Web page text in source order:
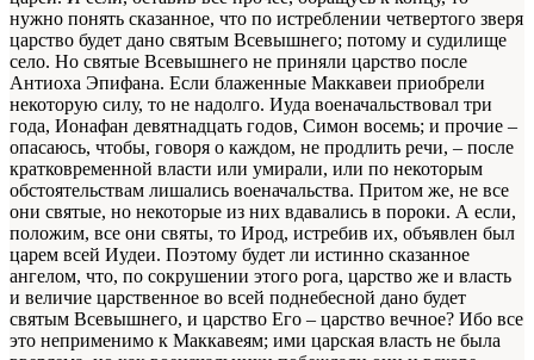
нужно понять сказанное, что по истреблении четвертого зверя
царство будет дано святым Всевышнего; потому и судилище
село. Но святые Всевышнего не приняли царство после
Антиоха Эпифана. Если блаженные Маккавеи приобрели
некоторую силу, то не надолго. Иуда военачальствовал три
года, Ионафан девятнадцать годов, Симон восемь; и прочие –
опасаюсь, чтобы, говоря о каждом, не продлить речи, – после
кратковременной власти или умирали, или по некоторым
обстоятельствам лишались военачальства. Притом же, не все
они святые, но некоторые из них вдавались в пороки. А если,
положим, все они святы, то Ирод, истребив их, объявлен был
царем всей Иудеи. Поэтому будет ли истинно сказанное
ангелом, что, по сокрушении этого рога, царство же и власть
и величие царственное во всей поднебесной дано будет
святым Всевышнего, и царство Его – царство вечное? Ибо все
это неприменимо к Маккавеям; ими царская власть не была